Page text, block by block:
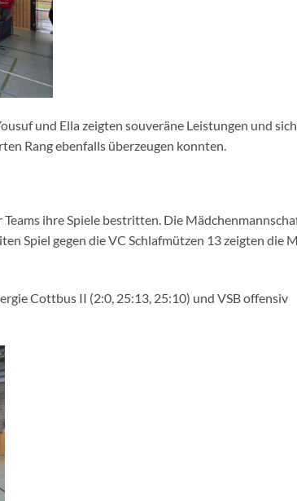
und Ella zeigten souveräne Leistungen und
Rang ebenfalls überzeugen konnten.
ihre Spiele bestritten. Die
Spiel gegen die VC Schlafmützen 13 zeigten die
Cottbus II (2:0, 25:13, 25:10) und VSB offensiv